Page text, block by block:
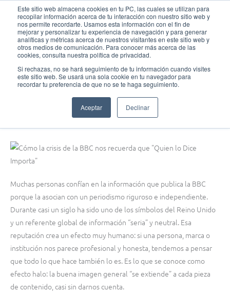
Este sitio web almacena cookies en tu PC, las cuales se utilizan para
recopilar información acerca de tu interacción con nuestro sitio web y
nos permite recordarte. Usamos esta información con el fin de
mejorar y personalizar tu experiencia de navegación y para generar
analíticas y métricas acerca de nuestros visitantes en este sitio web y
otros medios de comunicación. Para conocer más acerca de las
cookies, consulta nuestra política de privacidad.
Si rechazas, no se hará seguimiento de tu información cuando visites
este sitio web. Se usará una sola cookie en tu navegador para
recordar tu preferencia de que no se te haga seguimiento.
Aceptar Declinar
contenido
Fundación Actívate
Sin categoría
Muchas personas confían en la información que publica la BBC
porque la asocian con un periodismo riguroso e independiente.
Durante casi un siglo ha sido uno de los símbolos del Reino Unido
y un referente global de información “seria” y neutral. Esa
reputación crea un efecto muy humano: si una persona, marca o
institución nos parece profesional y honesta, tendemos a pensar
que todo lo que hace también lo es. Es lo que se conoce como
efecto halo: la buena imagen general “se extiende” a cada pieza
de contenido, casi sin darnos cuenta.